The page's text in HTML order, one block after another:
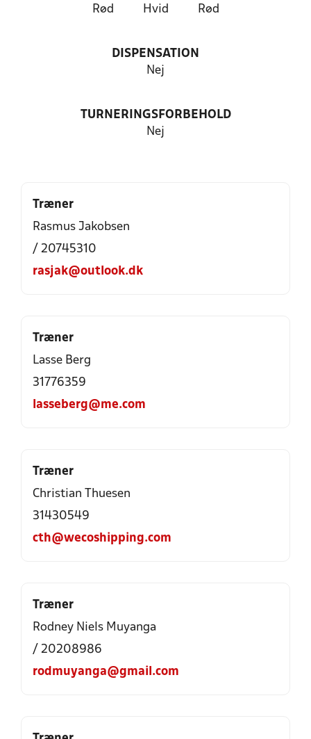
Rød Hvid Rød
DISPENSATION
Nej
TURNERINGSFORBEHOLD
Nej
Træner
Rasmus Jakobsen
/ 20745310
rasjak@outlook.dk
Træner
Lasse Berg
31776359
lasseberg@me.com
Træner
Christian Thuesen
31430549
cth@wecoshipping.com
Træner
Rodney Niels Muyanga
/ 20208986
rodmuyanga@gmail.com